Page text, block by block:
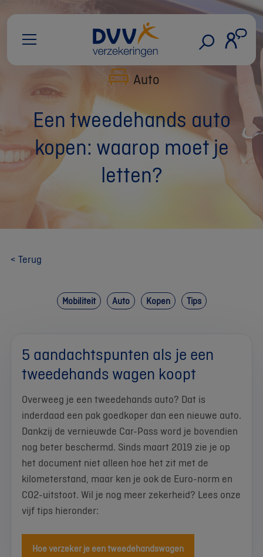
Auto
Een tweedehands auto
kopen: waarop moet je
letten?
< Terug
Mobiliteit Auto Kopen Tips
5 aandachtspunten als je een
tweedehands wagen koopt
Overweeg je een tweedehands auto? Dat is
inderdaad een pak goedkoper dan een nieuwe auto.
Dankzij de vernieuwde Car-Pass word je bovendien
nog beter beschermd. Sinds maart 2019 zie je op
het document niet alleen hoe het zit met de
kilometerstand, maar ken je ook de Euro-norm en
CO2-uitstoot. Wil je nog meer zekerheid? Lees onze
vijf tips hieronder:
Hoe verzeker je een tweedehandswagen